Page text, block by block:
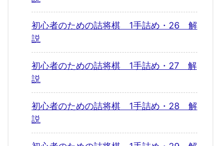
初心者のための詰将棋 1手詰め・26 解
説
初心者のための詰将棋 1手詰め・27 解
説
初心者のための詰将棋 1手詰め・28 解
説